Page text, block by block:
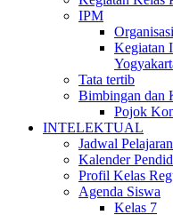
IPM
Kegiatan
Tata tertib
Bimbingan dan
Pojok
INTELEKTUAL
Jadwal Pelajaran
Kalender
Profil Kelas
Agenda Siswa
Kelas 7